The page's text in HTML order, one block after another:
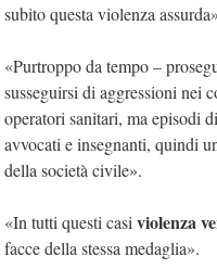
subito questa violenza
«Purtroppo da tempo –
susseguirsi di aggressioni nei
operatori sanitari, ma episodi
avvocati e insegnanti, quindi
della società civile».
«In tutti questi casi violenza
facce della stessa medaglia».